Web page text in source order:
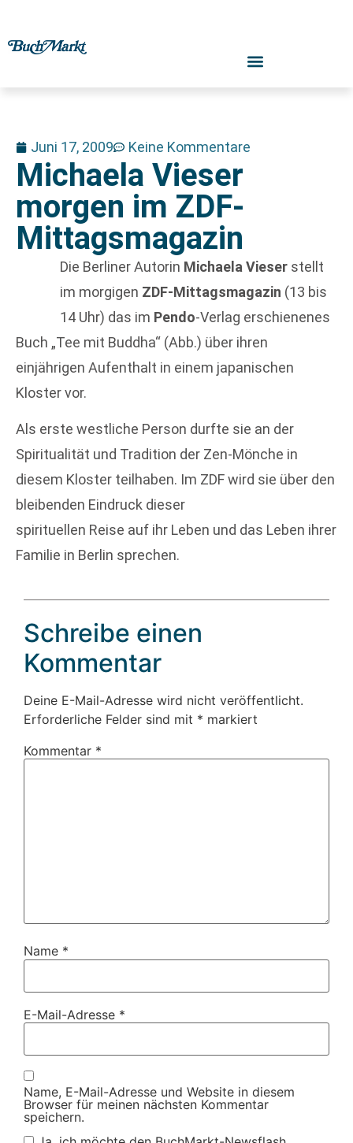
Juni 17, 2009 Keine Kommentare
Michaela Vieser
morgen im ZDF-
Mittagsmagazin
Die Berliner Autorin Michaela Vieser stellt
im morgigen ZDF-Mittagsmagazin (13 bis
14 Uhr) das im Pendo-Verlag erschienenes
Buch „Tee mit Buddha“ (Abb.) über ihren
einjährigen Aufenthalt in einem japanischen
Kloster vor.
Als erste westliche Person durfte sie an der
Spiritualität und Tradition der Zen-Mönche in
diesem Kloster teilhaben. Im ZDF wird sie über den
bleibenden Eindruck dieser
spirituellen Reise auf ihr Leben und das Leben ihrer
Familie in Berlin sprechen.
Schreibe einen
Kommentar
Deine E-Mail-Adresse wird nicht veröffentlicht.
Erforderliche Felder sind mit * markiert
Kommentar *
Name *
E-Mail-Adresse *
Name, E-Mail-Adresse und Website in diesem
Browser für meinen nächsten Kommentar
speichern.